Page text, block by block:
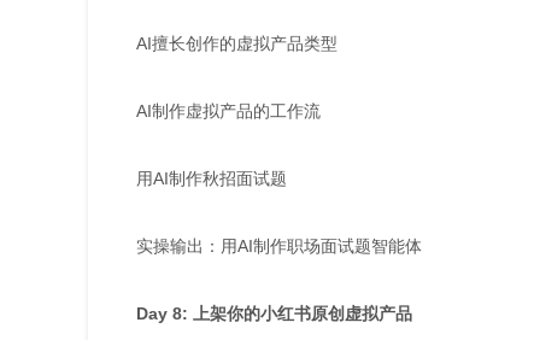
AI擅长创作的虚拟产品类型
AI制作虚拟产品的工作流
用AI制作秋招面试题
实操输出：用AI制作职场面试题智能体
Day 8: 上架你的小红书原创虚拟产品